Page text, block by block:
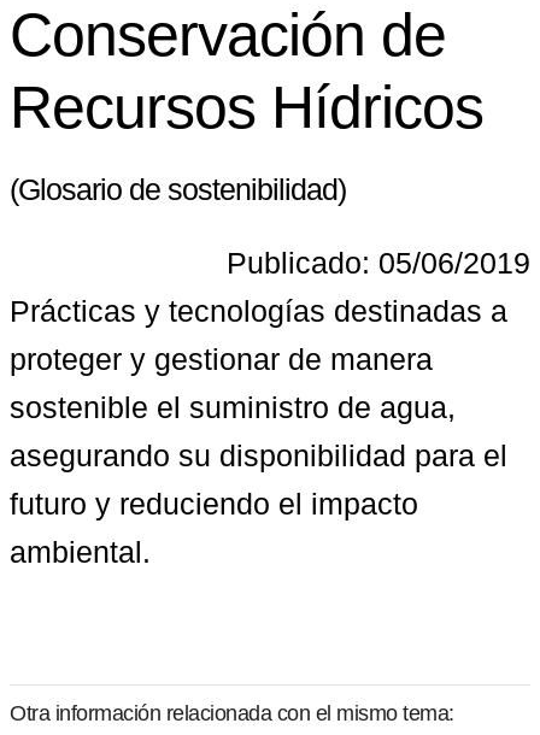
Conservación de
Recursos Hídricos
(Glosario de sostenibilidad)
Publicado: 05/06/2019
Prácticas y tecnologías destinadas a
proteger y gestionar de manera
sostenible el suministro de agua,
asegurando su disponibilidad para el
futuro y reduciendo el impacto
ambiental.
Otra información relacionada con el mismo tema: